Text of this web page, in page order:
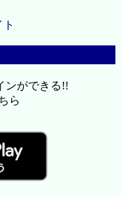
ンができる!!
ら